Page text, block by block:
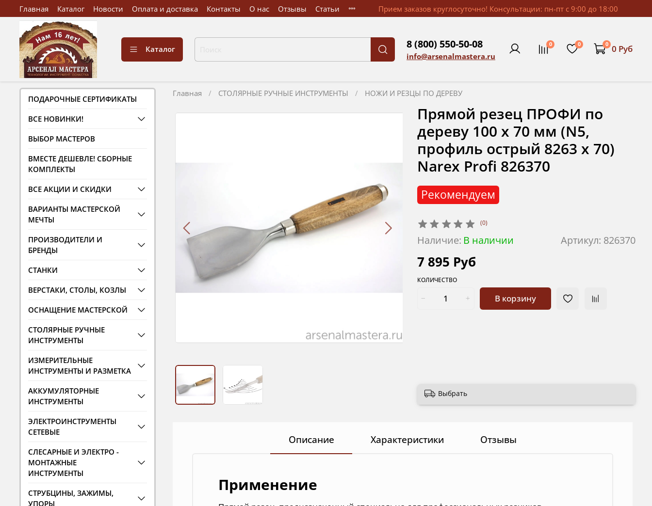
Главная Каталог Новости Оплата и доставка Контакты О нас Отзывы Статьи Прием заказов круглосуточно! Консультации: пн-пт с 9:00 до 18:00
Каталог 8 (800) 550-50-08
info@arsenalmastera.ru
0 0 0 0 Руб
Главная СТОЛЯРНЫЕ РУЧНЫЕ ИНСТРУМЕНТЫ НОЖИ И РЕЗЦЫ ПО ДЕРЕВУ
(0)
Артикул: 826370
Наличие: В наличии
Рекомендуем
Прямой резец ПРОФИ по
дереву 100 х 70 мм (N5,
профиль острый 8263 х 70)
Narex Profi 826370
7 895 Руб
КОЛИЧЕСТВО
В корзину
Выбрать
Описание Характеристики Отзывы
Применение
ПОДАРОЧНЫЕ СЕРТИФИКАТЫ
ВСЕ НОВИНКИ!
ВЫБОР МАСТЕРОВ
ВМЕСТЕ ДЕШЕВЛЕ! СБОРНЫЕ
КОМПЛЕКТЫ
ВСЕ АКЦИИ И СКИДКИ
ВАРИАНТЫ МАСТЕРСКОЙ
МЕЧТЫ
ПРОИЗВОДИТЕЛИ И
БРЕНДЫ
СТАНКИ
ВЕРСТАКИ, СТОЛЫ, КОЗЛЫ
ОСНАЩЕНИЕ МАСТЕРСКОЙ
СТОЛЯРНЫЕ РУЧНЫЕ
ИНСТРУМЕНТЫ
ИЗМЕРИТЕЛЬНЫЕ
ИНСТРУМЕНТЫ И РАЗМЕТКА
АККУМУЛЯТОРНЫЕ
ИНСТРУМЕНТЫ
ЭЛЕКТРОИНСТРУМЕНТЫ
СЕТЕВЫЕ
СЛЕСАРНЫЕ И ЭЛЕКТРО -
МОНТАЖНЫЕ
ИНСТРУМЕНТЫ
СТРУБЦИНЫ, ЗАЖИМЫ,
УПОРЫ